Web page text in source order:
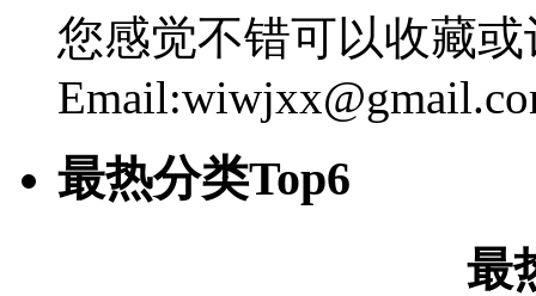
您感觉不错可以收藏
最热分类Top6
最